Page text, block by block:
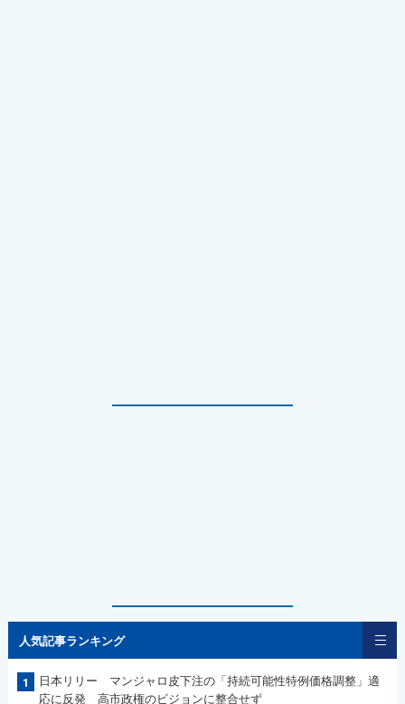
人気記事ランキング
1
日本リリー マンジャロ皮下注の「持続可能性特例価格調整」適
応に反発 高市政権のビジョンに整合せず